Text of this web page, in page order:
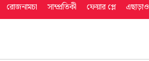
রোজনামচা সাম্প্রতিকী ফেয়ার প্লে এছাড়াও